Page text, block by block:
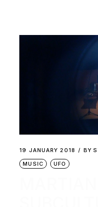
19 JANUARY 2018 BY
MUSIC
UFO